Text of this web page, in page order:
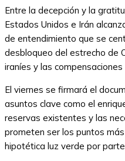
Entre la decepción y la
Estados Unidos e Irán
de entendimiento que se
desbloqueo del estrecho de
iraníes y las
El viernes se firmará el
asuntos clave como el
reservas existentes y las
prometen ser los puntos
hipotética luz verde por